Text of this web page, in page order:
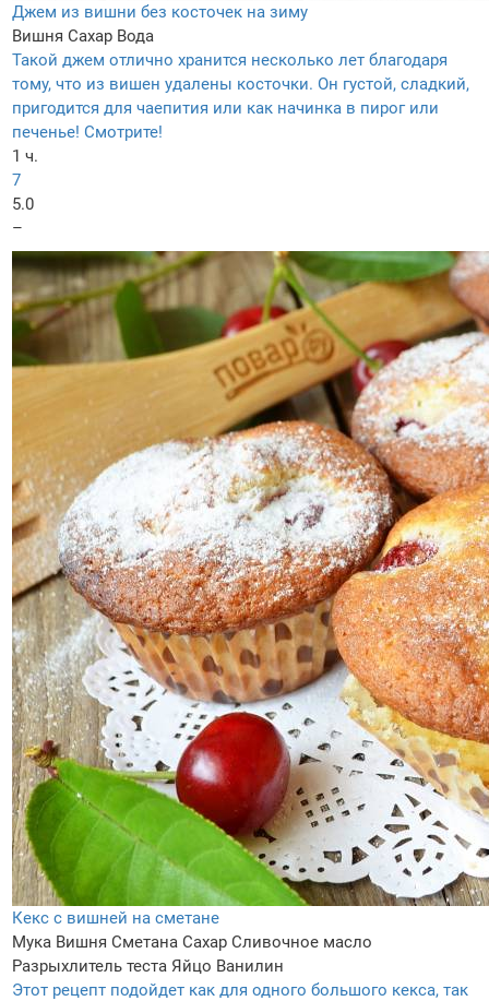
Джем из вишни без косточек на зиму
Вишня Сахар Вода
Такой джем отлично хранится несколько лет благодаря
тому, что из вишен удалены косточки. Он густой, сладкий,
пригодится для чаепития или как начинка в пирог или
печенье! Смотрите!
1 ч.
7
5.0
–
Кекс с вишней на сметане
Мука Вишня Сметана Сахар Сливочное масло
Разрыхлитель теста Яйцо Ванилин
Этот рецепт подойдет как для одного большого кекса, так